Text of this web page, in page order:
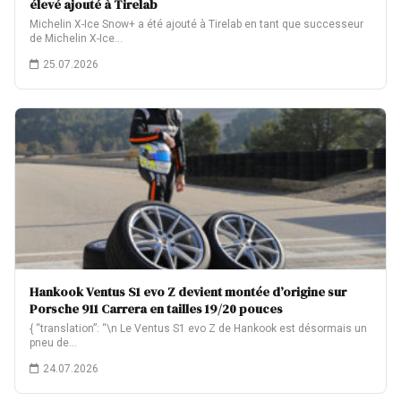
élevé ajouté à Tirelab
Michelin X-Ice Snow+ a été ajouté à Tirelab en tant que successeur
de Michelin X-Ice…
25.07.2026
Hankook Ventus S1 evo Z devient montée d’origine sur
Porsche 911 Carrera en tailles 19/20 pouces
{ “translation”: “\n Le Ventus S1 evo Z de Hankook est désormais un
pneu de…
24.07.2026